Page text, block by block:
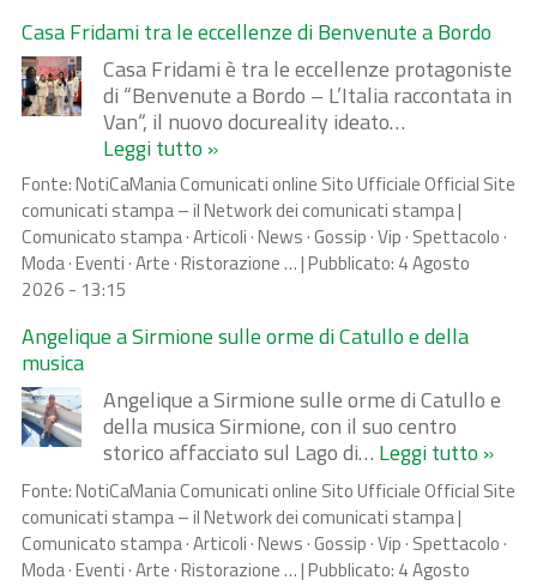
Casa Fridami tra le eccellenze di Benvenute a Bordo
Casa Fridami è tra le eccellenze protagoniste
di “Benvenute a Bordo – L’Italia raccontata in
Van“, il nuovo docureality ideato…
Leggi tutto »
Fonte:NotiCaMania Comunicati online Sito Ufficiale Official Site
comunicati stampa – il Network dei comunicati stampa |
Comunicato stampa · Articoli · News · Gossip · Vip · Spettacolo ·
Moda · Eventi · Arte · Ristorazione …|Pubblicato: 4 Agosto
2026 - 13:15
Angelique a Sirmione sulle orme di Catullo e della
musica
Angelique a Sirmione sulle orme di Catullo e
della musica Sirmione, con il suo centro
storico affacciato sul Lago di… Leggi tutto »
Fonte:NotiCaMania Comunicati online Sito Ufficiale Official Site
comunicati stampa – il Network dei comunicati stampa |
Comunicato stampa · Articoli · News · Gossip · Vip · Spettacolo ·
Moda · Eventi · Arte · Ristorazione …|Pubblicato: 4 Agosto